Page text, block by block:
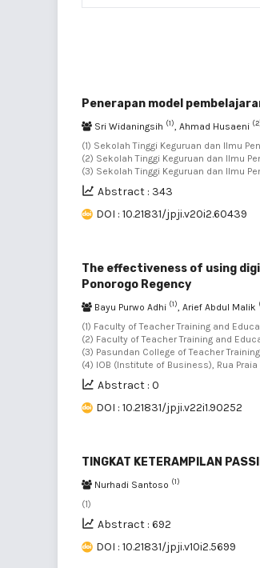
Penerapan model
Sri Widaningsih (1) , Ahmad Husaeni
(1) Sekolah Tinggi Keguruan dan Ilmu
(2) Sekolah Tinggi Keguruan dan Ilmu
(3) Sekolah Tinggi Keguruan dan Ilmu
Abstract : 343
DOI : 10.21831/jpji.v20i2.60439
The effectiveness of using
Ponorogo Regency
Bayu Purwo Adhi (1) , Arief Abdul Malik
(1) Faculty of Teacher Training and
(2) Faculty of Teacher Training and
(3) Pasundan College of Teacher
(4) IOB (Institute of Business), Rua
Abstract : 0
DOI : 10.21831/jpji.v22i1.90252
TINGKAT KETERAMPILAN
Nurhadi Santoso (1)
(1)
Abstract : 692
DOI : 10.21831/jpji.v10i2.5699